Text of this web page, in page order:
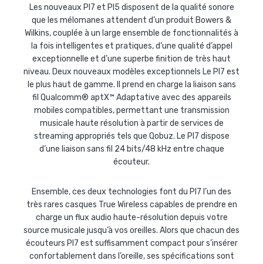
Les nouveaux PI7 et PI5 disposent de la qualité sonore
que les mélomanes attendent d’un produit Bowers &
Wilkins, couplée à un large ensemble de fonctionnalités à
la fois intelligentes et pratiques, d’une qualité d’appel
exceptionnelle et d’une superbe finition de très haut
niveau. Deux nouveaux modèles exceptionnels Le PI7 est
le plus haut de gamme. Il prend en charge la liaison sans
fil Qualcomm® aptX™ Adaptative avec des appareils
mobiles compatibles, permettant une transmission
musicale haute résolution à partir de services de
streaming appropriés tels que Qobuz. Le PI7 dispose
d’une liaison sans fil 24 bits/48 kHz entre chaque
écouteur.
Ensemble, ces deux technologies font du PI7 l’un des
très rares casques True Wireless capables de prendre en
charge un flux audio haute-résolution depuis votre
source musicale jusqu’à vos oreilles. Alors que chacun des
écouteurs PI7 est suffisamment compact pour s’insérer
confortablement dans l’oreille, ses spécifications sont